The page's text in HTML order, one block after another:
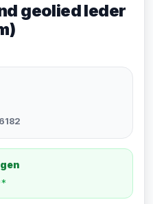
geolied leder